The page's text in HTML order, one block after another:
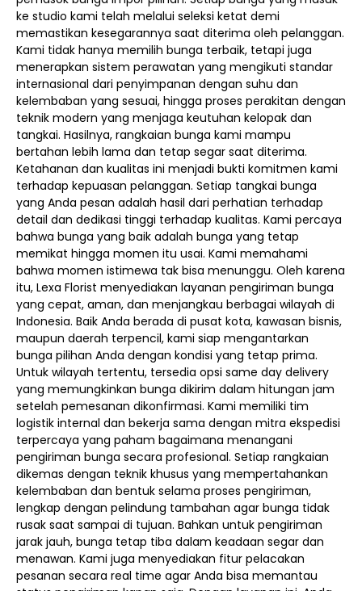
ke studio kami telah melalui seleksi ketat demi
memastikan kesegarannya saat diterima oleh pelanggan.
Kami tidak hanya memilih bunga terbaik, tetapi juga
menerapkan sistem perawatan yang mengikuti standar
internasional dari penyimpanan dengan suhu dan
kelembaban yang sesuai, hingga proses perakitan dengan
teknik modern yang menjaga keutuhan kelopak dan
tangkai. Hasilnya, rangkaian bunga kami mampu
bertahan lebih lama dan tetap segar saat diterima.
Ketahanan dan kualitas ini menjadi bukti komitmen kami
terhadap kepuasan pelanggan. Setiap tangkai bunga
yang Anda pesan adalah hasil dari perhatian terhadap
detail dan dedikasi tinggi terhadap kualitas. Kami percaya
bahwa bunga yang baik adalah bunga yang tetap
memikat hingga momen itu usai. Kami memahami
bahwa momen istimewa tak bisa menunggu. Oleh karena
itu, Lexa Florist menyediakan layanan pengiriman bunga
yang cepat, aman, dan menjangkau berbagai wilayah di
Indonesia. Baik Anda berada di pusat kota, kawasan bisnis,
maupun daerah terpencil, kami siap mengantarkan
bunga pilihan Anda dengan kondisi yang tetap prima.
Untuk wilayah tertentu, tersedia opsi same day delivery
yang memungkinkan bunga dikirim dalam hitungan jam
setelah pemesanan dikonfirmasi. Kami memiliki tim
logistik internal dan bekerja sama dengan mitra ekspedisi
terpercaya yang paham bagaimana menangani
pengiriman bunga secara profesional. Setiap rangkaian
dikemas dengan teknik khusus yang mempertahankan
kelembaban dan bentuk selama proses pengiriman,
lengkap dengan pelindung tambahan agar bunga tidak
rusak saat sampai di tujuan. Bahkan untuk pengiriman
jarak jauh, bunga tetap tiba dalam keadaan segar dan
menawan. Kami juga menyediakan fitur pelacakan
pesanan secara real time agar Anda bisa memantau